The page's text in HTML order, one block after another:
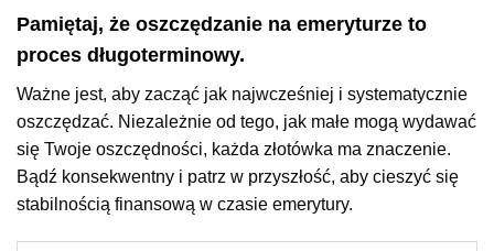
Pamiętaj, że oszczędzanie na emeryturze to
proces długoterminowy.
Ważne jest, aby zacząć jak najwcześniej i systematycznie
oszczędzać. Niezależnie od tego, jak małe mogą wydawać
się Twoje oszczędności, każda złotówka ma znaczenie.
Bądź konsekwentny i patrz w przyszłość, aby cieszyć się
stabilnością finansową w czasie emerytury.